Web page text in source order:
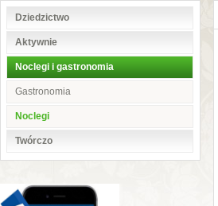
Dziedzictwo
Aktywnie
Noclegi i gastronomia
Gastronomia
Noclegi
Twórczo